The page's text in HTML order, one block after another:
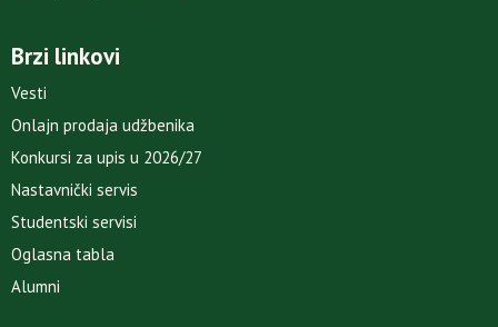
Brzi linkovi
Vesti
Onlajn prodaja udžbenika
Konkursi za upis u 2026/27
Nastavnički servis
Studentski servisi
Oglasna tabla
Alumni